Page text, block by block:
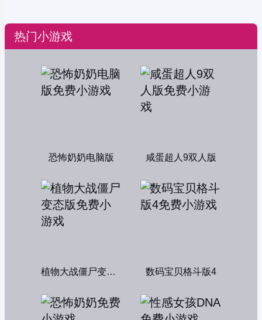
热门小游戏
恐怖奶奶电脑版 咸蛋超人9双人版
植物大战僵尸变态版 数码宝贝格斗版4